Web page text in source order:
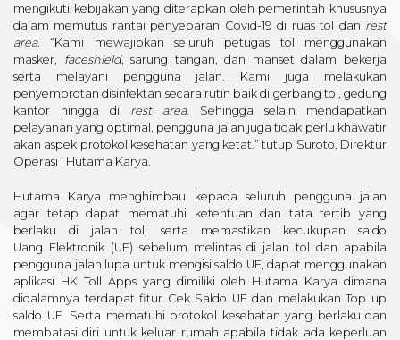
mengikuti kebijakan yang diterapkan oleh pemerintah khususnya
dalam memutus rantai penyebaran Covid-19 di ruas tol dan rest
area. “Kami mewajibkan seluruh petugas tol menggunakan
masker, faceshield, sarung tangan, dan manset dalam bekerja
serta melayani pengguna jalan. Kami juga melakukan
penyemprotan disinfektan secara rutin baik di gerbang tol, gedung
kantor hingga di rest area. Sehingga selain mendapatkan
pelayanan yang optimal, pengguna jalan juga tidak perlu khawatir
akan aspek protokol kesehatan yang ketat.” tutup Suroto, Direktur
Operasi I Hutama Karya.
Hutama Karya menghimbau kepada seluruh pengguna jalan
agar tetap dapat mematuhi ketentuan dan tata tertib yang
berlaku di jalan tol, serta memastikan kecukupan saldo
Uang Elektronik (UE) sebelum melintas di jalan tol dan apabila
pengguna jalan lupa untuk mengisi saldo UE, dapat menggunakan
aplikasi HK Toll Apps yang dimiliki oleh Hutama Karya dimana
didalamnya terdapat fitur Cek Saldo UE dan melakukan Top up
saldo UE. Serta mematuhi protokol kesehatan yang berlaku dan
membatasi diri untuk keluar rumah apabila tidak ada keperluan